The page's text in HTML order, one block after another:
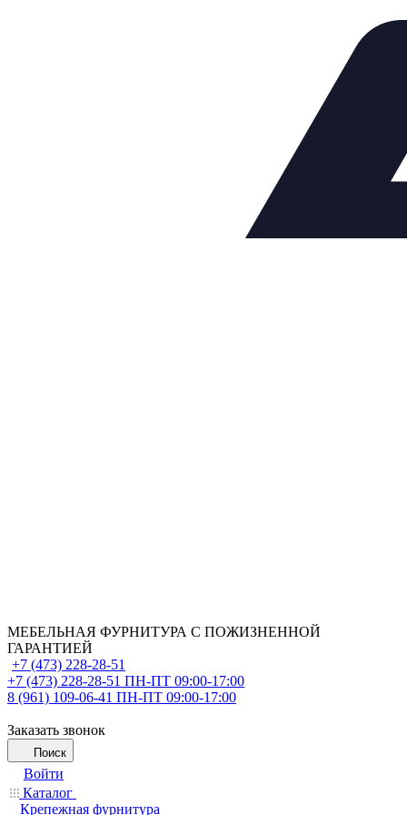
МЕБЕЛЬНАЯ ФУРНИТУРА С ПОЖИЗНЕННОЙ
ГАРАНТИЕЙ
+7 (473) 228-28-51
+7 (473) 228-28-51 ПН-ПТ 09:00-17:00
8 (961) 109-06-41 ПН-ПТ 09:00-17:00
Заказать звонок
Поиск
Войти
Каталог
Крепежная фурнитура